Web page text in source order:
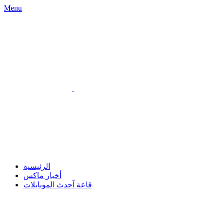
Menu
الرئيسية
أخبار ماكس
قاعة آحدث الموبايلات